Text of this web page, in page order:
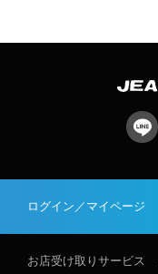
ログイン／マイページ
お店受け取りサービス